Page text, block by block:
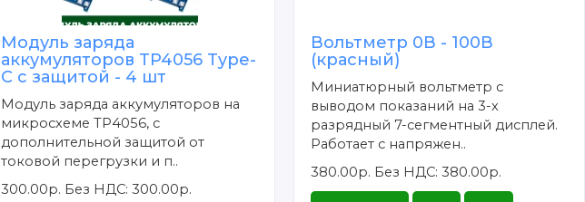
Модуль заряда
аккумуляторов TP4056 Type-
C с защитой - 4 шт
Модуль заряда аккумуляторов на
микросхеме TP4056, с
дополнительной защитой от
токовой перегрузки и п..
300.00р. Без НДС: 300.00р.
Вольтметр 0В - 100В
(красный)
Миниатюрный вольтметр с
выводом показаний на 3-х
разрядный 7-сегментный дисплей.
Работает с напряжен..
380.00р. Без НДС: 380.00р.